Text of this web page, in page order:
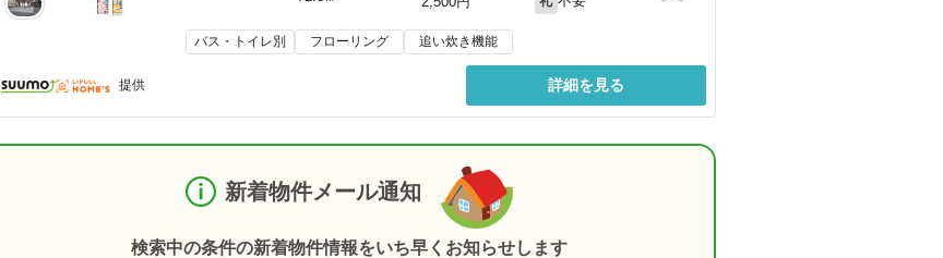
バス・トイレ別 フローリング 追い炊き機能
提供 詳細を見る
新着物件メール通知
検索中の条件の新着物件情報をいち早くお知らせします